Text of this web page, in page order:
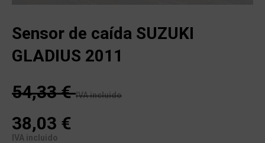
Sensor de caída SUZUKI
GLADIUS 2011
54,33€ IVA incluido
38,03 €
IVA incluido